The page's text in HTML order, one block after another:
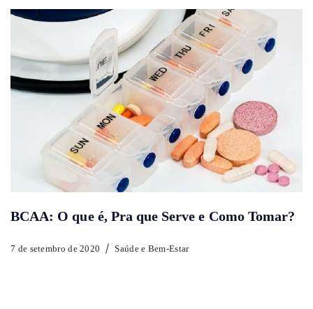
BCAA: O que é, Pra que Serve e Como Tomar?
7 de setembro de 2020 Saúde e Bem-Estar